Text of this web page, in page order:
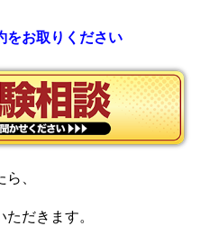
をお取りください
、
だきます。